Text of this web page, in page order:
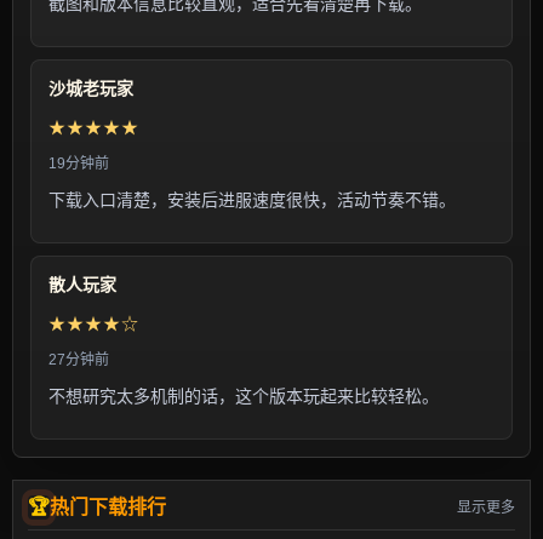
沙城老玩家
★★★★★
19分钟前
下载入口清楚，安装后进服速度很快，活动节奏不错。
散人玩家
★★★★☆
27分钟前
不想研究太多机制的话，这个版本玩起来比较轻松。
热门下载排行 显示更多